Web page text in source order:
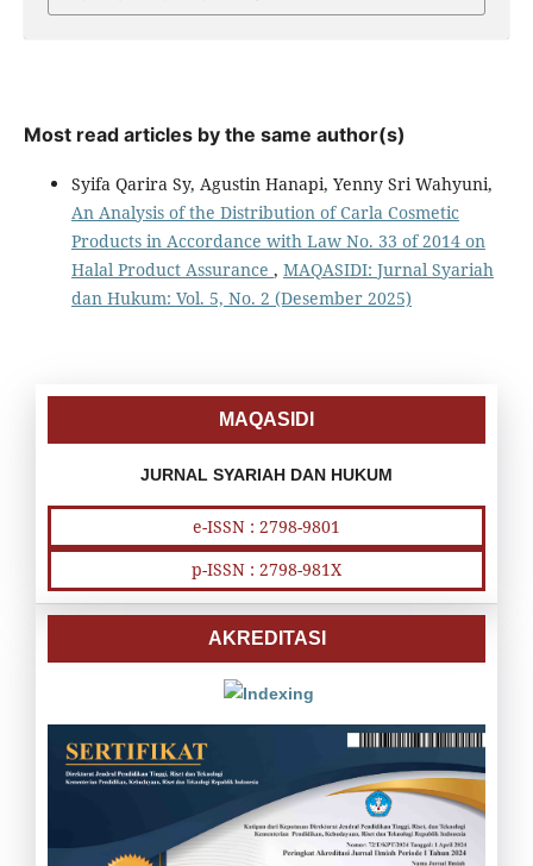
Most read articles by the same author(s)
Syifa Qarira Sy, Agustin Hanapi, Yenny Sri Wahyuni,
An Analysis of the Distribution of Carla Cosmetic
Products in Accordance with Law No. 33 of 2014 on
Halal Product Assurance , MAQASIDI: Jurnal Syariah
dan Hukum: Vol. 5, No. 2 (Desember 2025)
MAQASIDI
JURNAL SYARIAH DAN HUKUM
e-ISSN : 2798-9801
p-ISSN : 2798-981X
AKREDITASI